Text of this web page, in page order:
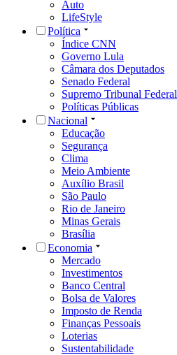
Auto
LifeStyle
Política
Índice CNN
Governo Lula
Câmara dos Deputados
Senado Federal
Supremo Tribunal Federal
Políticas Públicas
Nacional
Educação
Segurança
Clima
Meio Ambiente
Auxílio Brasil
São Paulo
Rio de Janeiro
Minas Gerais
Brasília
Economia
Mercado
Investimentos
Banco Central
Bolsa de Valores
Imposto de Renda
Finanças Pessoais
Loterias
Sustentabilidade